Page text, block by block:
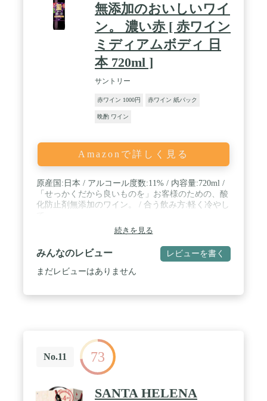
無添加のおいしいワイ
ン。 濃い赤 [ 赤ワイン
ミディアムボディ 日
本 720ml ]
サントリー
赤ワイン 1000円 赤ワイン 紙パック
晩酌 ワイン
Amazonで詳しく見る
原産国:日本 / アルコール度数:11% / 内容量:720ml /
「せっかくだから良いものを」お客様のための、酸
化防止剤無添加のワイン。 / 合う飲み方:軽く冷やし
続きを見る
みんなのレビュー レビューを書く
まだレビューはありません
No.11 73
SANTA HELENA